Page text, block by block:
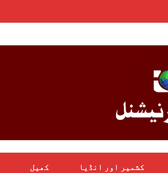
کشمیر اور انڈیا کھیل